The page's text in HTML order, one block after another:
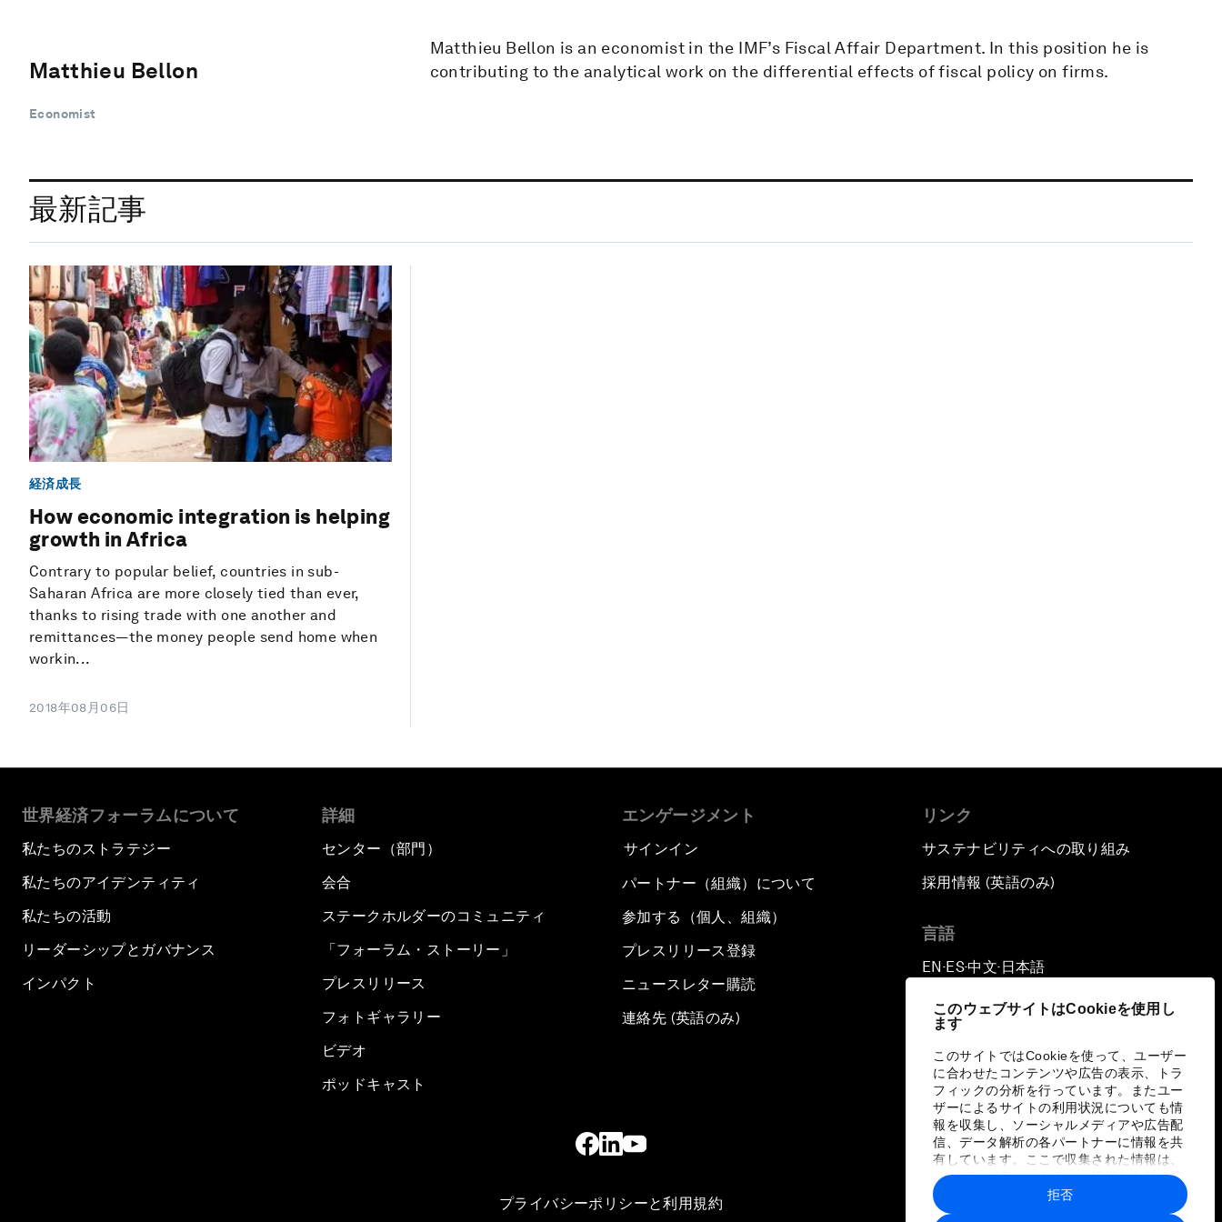
このウェブサイトはCookieを使用し
ます
このサイトではCookieを使って、ユーザー
に合わせたコンテンツや広告の表示、トラ
フィックの分析を行っています。またユー
ザーによるサイトの利用状況についても情
報を収集し、ソーシャルメディアや広告配
信、データ解析の各パートナーに情報を共
有しています。ここで収集された情報は、
ユーザーが各パートナーに提供した他の情
報や各パートナーのサービスを使用した際
に収集された情報と組み合わされ、各パー
拒否
Matthieu Bellon
Economist
Matthieu Bellon is an economist in the IMF’s Fiscal Affair Department. In this position he is
contributing to the analytical work on the differential effects of fiscal policy on firms.
最新記事
経済成長
How economic integration is helping
growth in Africa
Contrary to popular belief, countries in sub-
Saharan Africa are more closely tied than ever,
thanks to rising trade with one another and
remittances—the money people send home when
workin...
2018年08月06日
世界経済フォーラムについて
私たちのストラテジー
私たちのアイデンティティ
私たちの活動
リーダーシップとガバナンス
インパクト
詳細
センター（部門）
会合
ステークホルダーのコミュニティ
「フォーラム・ストーリー」
プレスリリース
フォトギャラリー
ビデオ
ポッドキャスト
エンゲージメント
サインイン
パートナー（組織）について
参加する（個人、組織）
プレスリリース登録
ニュースレター購読
連絡先 (英語のみ)
リンク
サステナビリティへの取り組み
採用情報 (英語のみ)
言語
EN ▪ ES▪中文▪ 日本語
プライバシーポリシーと利用規約